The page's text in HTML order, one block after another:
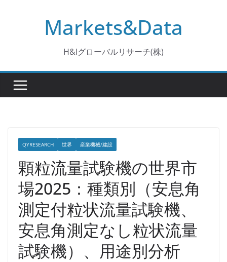
Markets&Data
H&Iグローバルリサーチ(株)
QYRESEARCH 世界 産業機械/建設
顆粒流量試験機の世界市
場2025：種類別（安息角
測定付粒状流量試験機、
安息角測定なし粒状流量
試験機）、用途別分析